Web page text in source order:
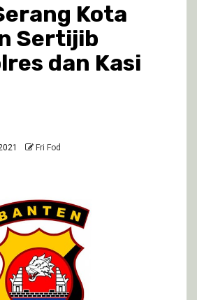
Kota
Sertijib
dan Kasi
Fri Fod